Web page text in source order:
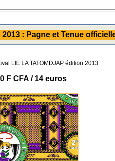
: Pagne et Tenue
LIE LA TATOMDJAP édition 2013
F CFA / 14 euros